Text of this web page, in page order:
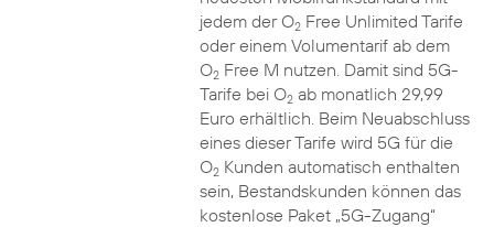
jedem der O2Free Unlimited Tarife
oder einem Volumentarif ab dem
O2Free M nutzen. Damit sind 5G-
Tarife bei O2ab monatlich 29,99
Euro erhältlich. Beim Neuabschluss
eines dieser Tarife wird 5G für die
O2Kunden automatisch enthalten
sein, Bestandskunden können das
kostenlose Paket „5G-Zugang“